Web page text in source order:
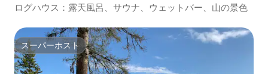
ログハウス：露天風呂、サウナ、ウェットバー、山の景色
スーパーホスト
スーパーホスト